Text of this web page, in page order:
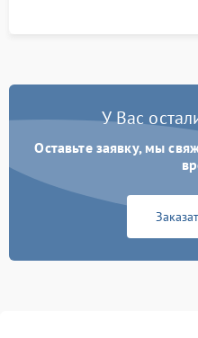
У Вас
Оставьте заявку, мы